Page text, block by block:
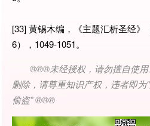
[33] 黄锡木编，《主题汇析圣经》
6），1049-1051。
®®®未经授权，请勿擅自使
删除，请尊重知识产权，违者即为“
偷盗” ®®®